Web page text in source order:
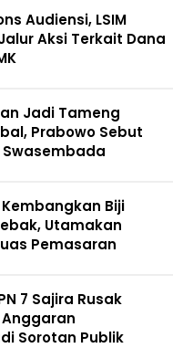
Audiensi, LSIM
Aksi Terkait Dana
Jadi Tameng
Prabowo Sebut
Kembangkan Biji
Utamakan
Pemasaran
7 Sajira Rusak
Sorotan Publik